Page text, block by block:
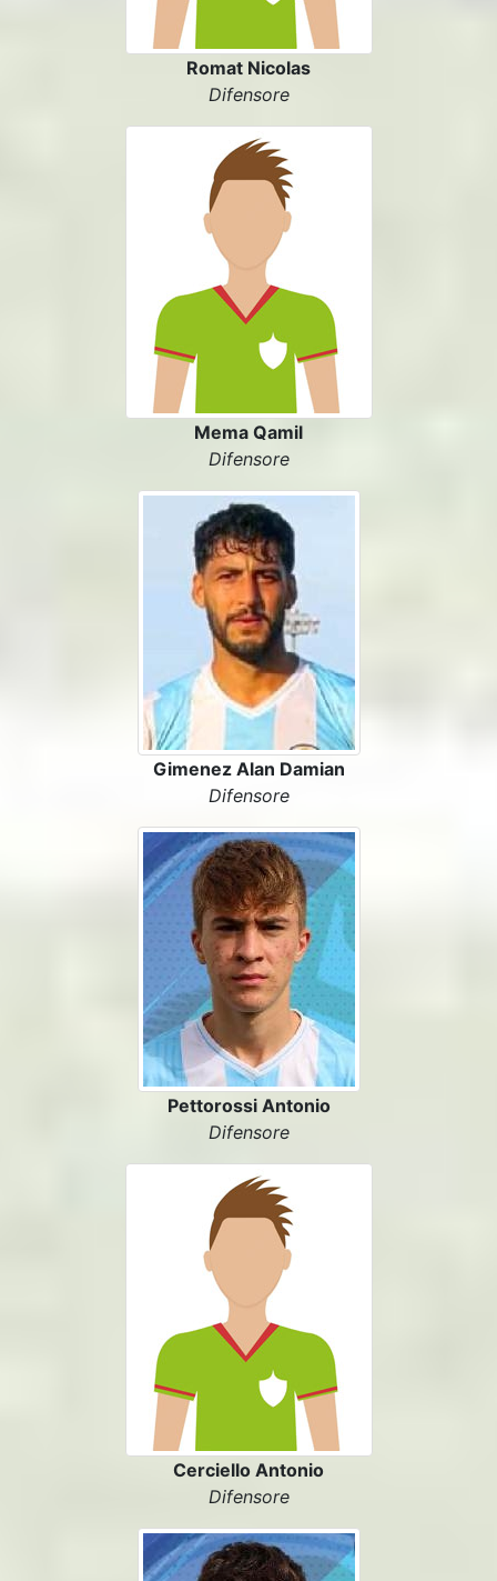
Romat Nicolas
Difensore
Mema Qamil
Difensore
Gimenez Alan Damian
Difensore
Pettorossi Antonio
Difensore
Cerciello Antonio
Difensore